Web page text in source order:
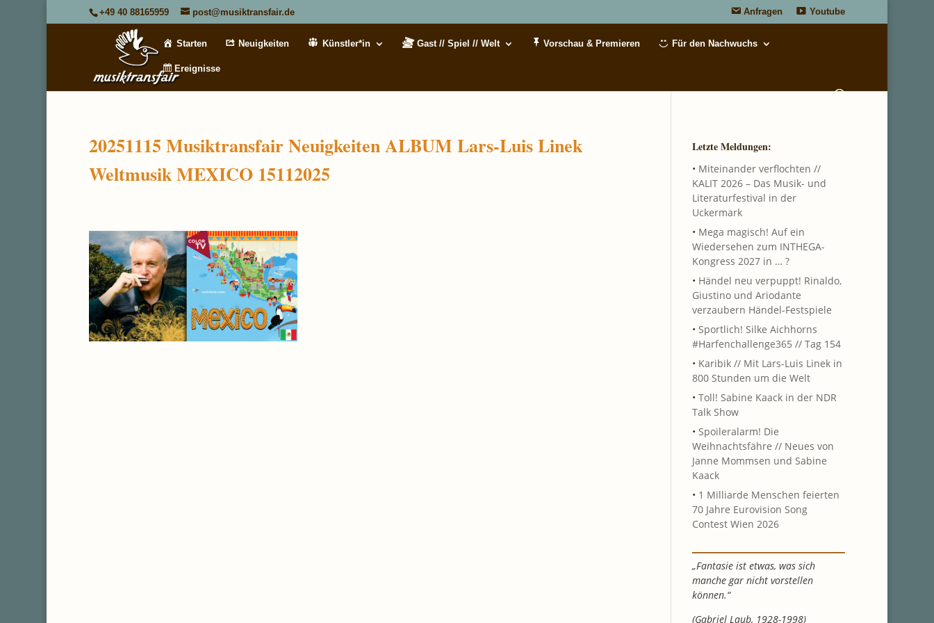
+49 40 88165959 post@musiktransfair.de Anfragen Youtube
Starten Neuigkeiten Künstler*in Gast // Spiel // Welt Vorschau & Premieren Für den Nachwuchs
Ereignisse
20251115 Musiktransfair Neuigkeiten ALBUM Lars-Luis Linek
Weltmusik MEXICO 15112025
Letzte Meldungen:
• Miteinander verflochten //
KALIT 2026 – Das Musik- und
Literaturfestival in der
Uckermark
• Mega magisch! Auf ein
Wiedersehen zum INTHEGA-
Kongress 2027 in … ?
• Händel neu verpuppt! Rinaldo,
Giustino und Ariodante
verzaubern Händel-Festspiele
• Sportlich! Silke Aichhorns
#Harfenchallenge365 // Tag 154
• Karibik // Mit Lars-Luis Linek in
800 Stunden um die Welt
• Toll! Sabine Kaack in der NDR
Talk Show
• Spoileralarm! Die
Weihnachtsfähre // Neues von
Janne Mommsen und Sabine
Kaack
• 1 Milliarde Menschen feierten
70 Jahre Eurovision Song
Contest Wien 2026
„Fantasie ist etwas, was sich
manche gar nicht vorstellen
können.“
(Gabriel Laub, 1928-1998)